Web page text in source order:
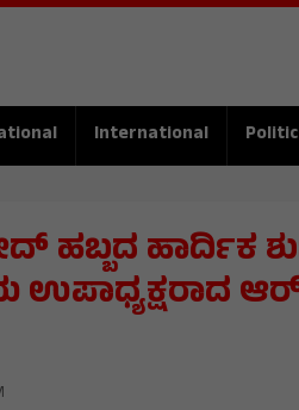
International
ಹಬ್ಬದ ಹಾರ್ದಿಕ